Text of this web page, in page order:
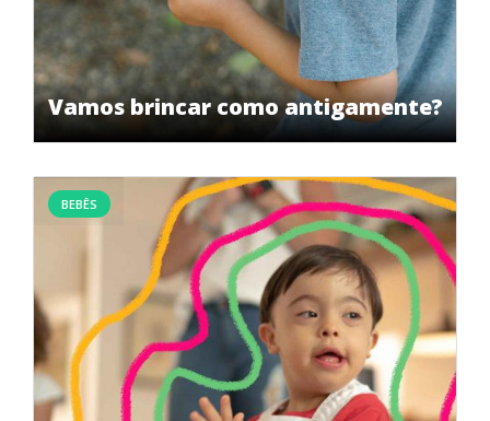
Vamos brincar como antigamente?
BEBÊS